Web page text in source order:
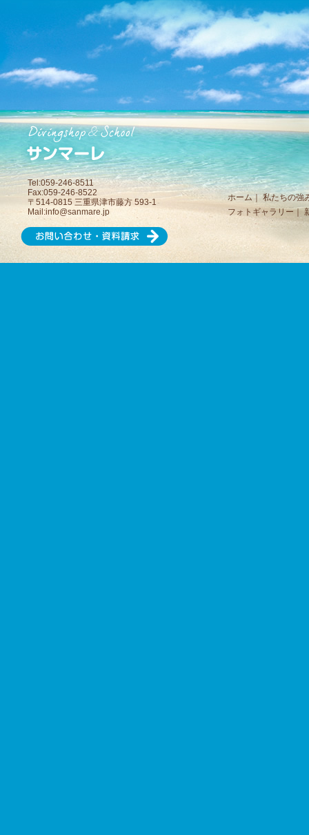
Tel:059-246-8511
Fax:059-246-8522
〒514-0815 三重県津市藤方 593-1
Mail:info@sanmare.jp
ホーム
私たちの強
フォトギャラリー｜